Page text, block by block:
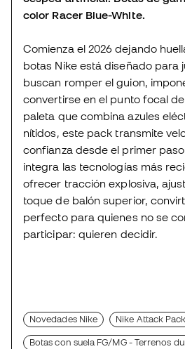
color Racer Blue-White.
Comienza el 2026 dejando
botas Nike está diseñado para
buscan romper el guion,
convertirse en el punto focal
paleta que combina azules
nítidos, este pack transmite
confianza desde el primer
integra las tecnologías más
ofrecer tracción explosiva,
toque de balón superior,
perfecto para quienes no se
participar: quieren decidir.
Novedades Nike Nike Attack Pack
Botas con suela FG/MG - Terrenos